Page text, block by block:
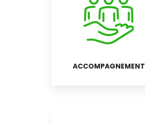
ACCOMPAGNEMENT